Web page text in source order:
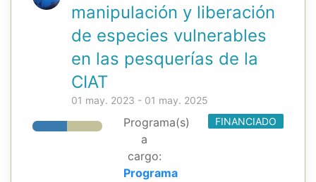
manipulación y liberación
de especies vulnerables
en las pesquerías de la
CIAT
01 may. 2023 - 01 may. 2025
Programa(s)
a
cargo:
Programa
FINANCIADO